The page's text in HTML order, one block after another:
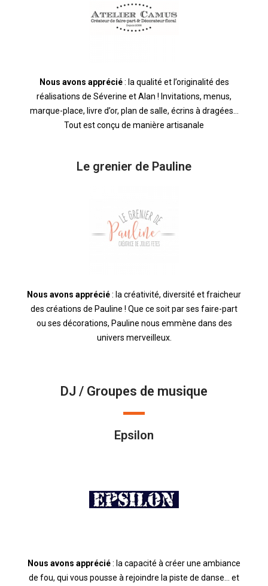
Nous avons apprécié: la qualité et l’originalité des
réalisations de Séverine et Alan ! Invitations, menus,
marque-place, livre d’or, plan de salle, écrins à dragées…
Tout est conçu de manière artisanale
Le grenier de Pauline
Nous avons apprécié: la créativité, diversité et fraicheur
des créations de Pauline ! Que ce soit par ses faire-part
ou ses décorations, Pauline nous emmène dans des
univers merveilleux.
DJ / Groupes de musique
Epsilon
Nous avons apprécié: la capacité à créer une ambiance
de fou, qui vous pousse à rejoindre la piste de danse… et